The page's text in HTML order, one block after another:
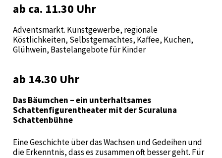
ab ca. 11.30 Uhr
Adventsmarkt. Kunstgewerbe, regionale
Köstlichkeiten, Selbstgemachtes, Kaffee, Kuchen,
Glühwein, Bastelangebote für Kinder
ab 14.30 Uhr
Das Bäumchen – ein unterhaltsames
Schattenfigurentheater mit der Scuraluna
Schattenbühne
Eine Geschichte über das Wachsen und Gedeihen und
die Erkenntnis, dass es zusammen oft besser geht. Für